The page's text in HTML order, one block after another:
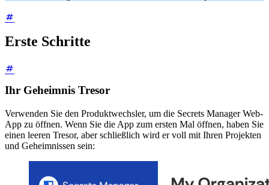
Erste Schritte
Ihr Geheimnis Tresor
Verwenden Sie den Produktwechsler, um die Secrets Manager Web-
App zu öffnen. Wenn Sie die App zum ersten Mal öffnen, haben Sie
einen leeren Tresor, aber schließlich wird er voll mit Ihren Projekten
und Geheimnissen sein: